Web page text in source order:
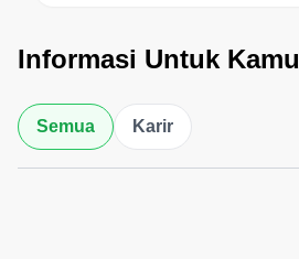
Informasi Untuk Kamu
Semua Karir